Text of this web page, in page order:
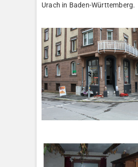
Urach in Baden-Württemberg.